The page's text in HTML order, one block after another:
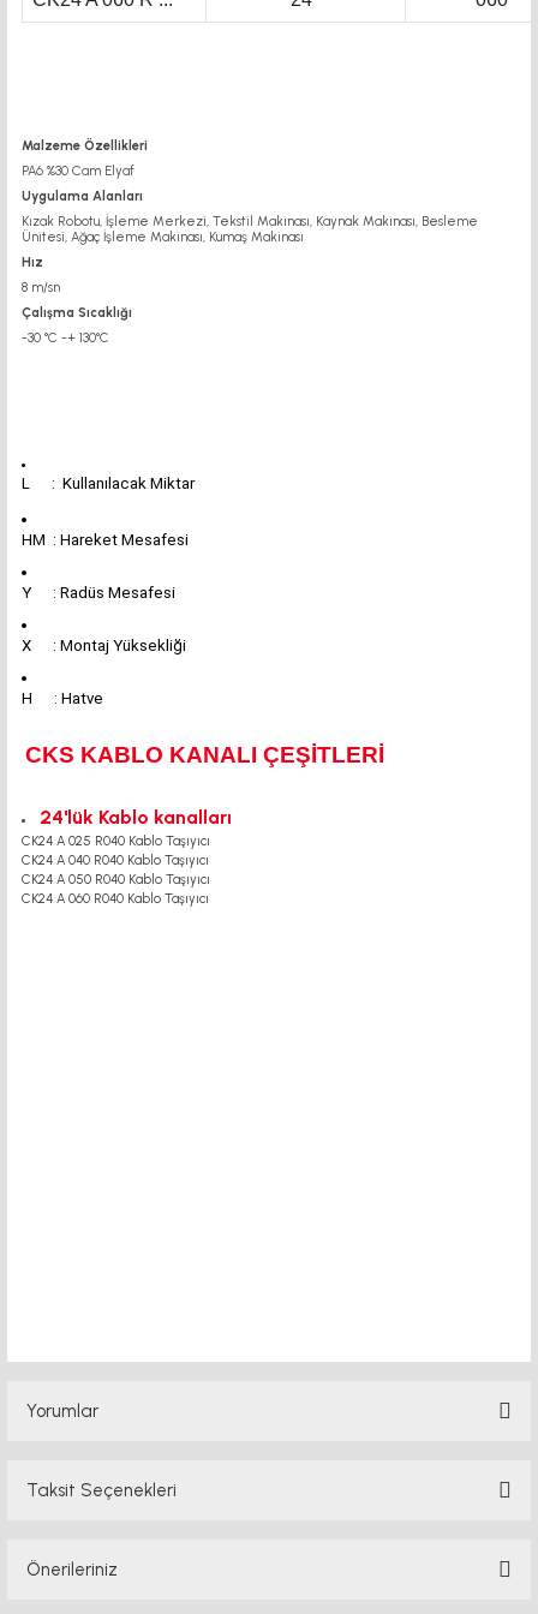
Malzeme Özellikleri
PA6 %30 Cam Elyaf
Uygulama Alanları
Kızak Robotu, İşleme Merkezi, Tekstil Makinası, Kaynak Makinası, Besleme
Ünitesi, Ağaç İşleme Makinası, Kumaş Makinası
Hız
8 m/sn
Çalışma Sıcaklığı
-30 °C -+ 130°C
L : Kullanılacak Miktar
HM : Hareket Mesafesi
Y : Radüs Mesafesi
X : Montaj Yüksekliği
H : Hatve
CKS KABLO KANALI ÇEŞİTLERİ
24'lük Kablo kanalları
CK24 A 025 R040 Kablo Taşıyıcı
CK24 A 040 R040 Kablo Taşıyıcı
CK24 A 050 R040 Kablo Taşıyıcı
CK24 A 060 R040 Kablo Taşıyıcı
Yorumlar
Taksit Seçenekleri
Önerileriniz